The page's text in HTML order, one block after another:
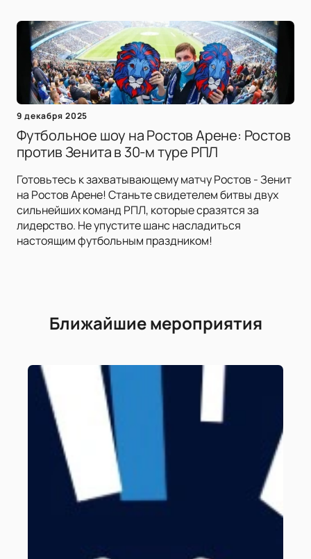
9 декабря 2025
Футбольное шоу на Ростов Арене: Ростов
против Зенита в 30-м туре РПЛ
Готовьтесь к захватывающему матчу Ростов - Зенит
на Ростов Арене! Станьте свидетелем битвы двух
сильнейших команд РПЛ, которые сразятся за
лидерство. Не упустите шанс насладиться
настоящим футбольным праздником!
Ближайшие мероприятия